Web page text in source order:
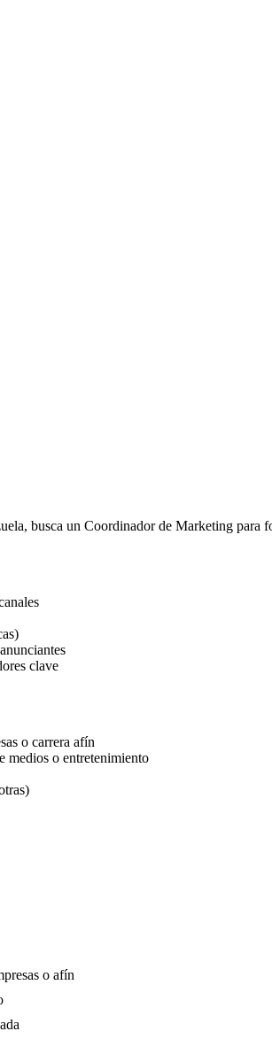
busca un Coordinador de Marketing para
clave
o carrera afín
medios o entretenimiento
o afín